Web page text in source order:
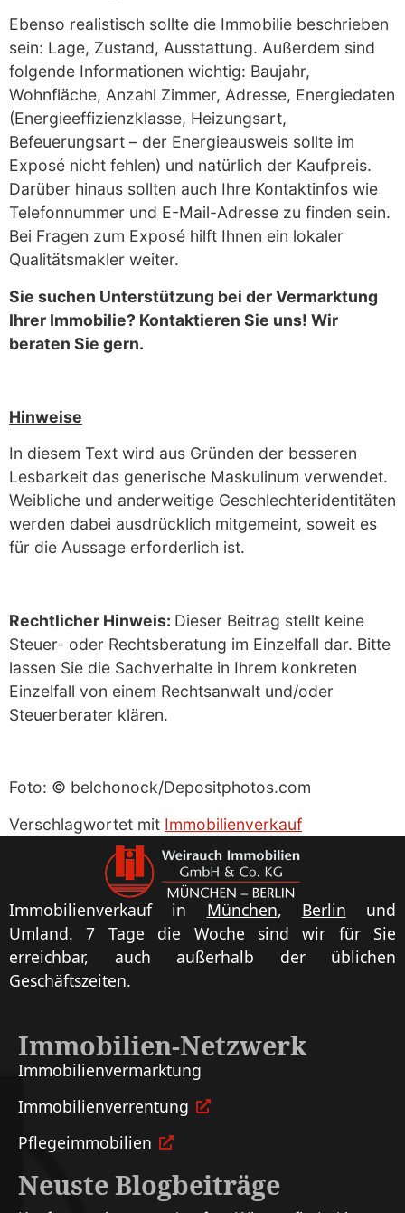
Ebenso realistisch sollte die Immobilie beschrieben
sein: Lage, Zustand, Ausstattung. Außerdem sind
folgende Informationen wichtig: Baujahr,
Wohnfläche, Anzahl Zimmer, Adresse, Energiedaten
(Energieeffizienzklasse, Heizungsart,
Befeuerungsart – der Energieausweis sollte im
Exposé nicht fehlen) und natürlich der Kaufpreis.
Darüber hinaus sollten auch Ihre Kontaktinfos wie
Telefonnummer und E-Mail-Adresse zu finden sein.
Bei Fragen zum Exposé hilft Ihnen ein lokaler
Qualitätsmakler weiter.
Sie suchen Unterstützung bei der Vermarktung
Ihrer Immobilie? Kontaktieren Sie uns! Wir
beraten Sie gern.
Hinweise
In diesem Text wird aus Gründen der besseren
Lesbarkeit das generische Maskulinum verwendet.
Weibliche und anderweitige Geschlechteridentitäten
werden dabei ausdrücklich mitgemeint, soweit es
für die Aussage erforderlich ist.
Rechtlicher Hinweis: Dieser Beitrag stellt keine
Steuer- oder Rechtsberatung im Einzelfall dar. Bitte
lassen Sie die Sachverhalte in Ihrem konkreten
Einzelfall von einem Rechtsanwalt und/oder
Steuerberater klären.
Foto: © belchonock/Depositphotos.com
Verschlagwortet mit Immobilienverkauf
Immobilienverkauf in München, Berlin und
Umland. 7 Tage die Woche sind wir für Sie
erreichbar, auch außerhalb der üblichen
Geschäftszeiten.
Immobilien-Netzwerk
Immobilien­vermarktung
Immobilien­verrentung
Pflege­immobilien
Neuste Blogbeiträge